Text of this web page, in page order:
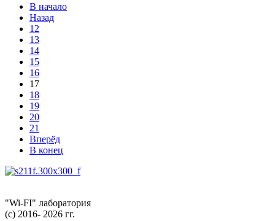
В начало
Назад
12
13
14
15
16
17
18
19
20
21
Вперёд
В конец
"Wi-FI" лаборатория
(с) 2016- 2026 гг.